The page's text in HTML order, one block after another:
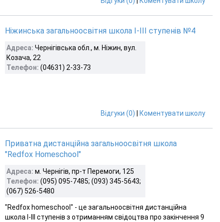
Ніжинська загальноосвітня школа І-ІІІ ступенів №4
Адреса: Чернігівська обл., м. Ніжин, вул.
Козача, 22
Телефон: (04631) 2-33-73
Відгуки (0) Коментувати школу
Приватна дистанційна загальноосвітня школа
"Redfox Homeschool"
Адреса: м. Чернігів, пр-т Перемоги, 125
Телефон: (095) 095-7485; (093) 345-5643;
(067) 526-5480
"Redfox homeschool" - це загальноосвітня дистанційна
школа І-ІІІ ступенів з отриманням свідоцтва про закінчення 9